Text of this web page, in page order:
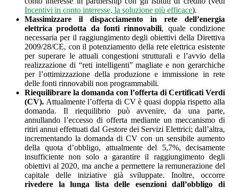
Incentivi in conto interesse, la soluzione più efficace).
Massimizzare il dispacciamento in rete dell’energia
elettrica prodotta da fonti rinnovabili, quale condizione
necessaria per il raggiungimento degli obiettivi della Direttiva
2009/28/CE, con il potenziamento della rete elettrica esistente
per superare le attuali congestioni strutturali e l’avvio della
realizzazione di “reti intelligenti” magliate e non gerarchiche
per l’ottimizzazione della produzione e immissione in rete
delle fonti rinnovabili non programmabili.
Riequilibrare la domanda con l’offerta di Certificati Verdi
(CV). Attualmente l’offerta di CV è quasi doppia rispetto alla
domanda. Il riequilibrio può avvenire, da una parte,
annullando l’eccesso di offerta mediante un meccanismo di
ritiri annui effettuati dal Gestore dei Servizi Elettrici; dall’altra,
incrementando la domanda di CV con un sensibile aumento
della quota d’obbligo, attualmente del 5,7%, decisamente
insufficiente non solo a garantire il raggiungimento degli
obiettivi al 2020, ma anche a permettere la remunerazione del
capitale delle iniziative già sviluppate. Inoltre, occorre
rivedere la lunga lista delle esenzioni dall’obbligo di